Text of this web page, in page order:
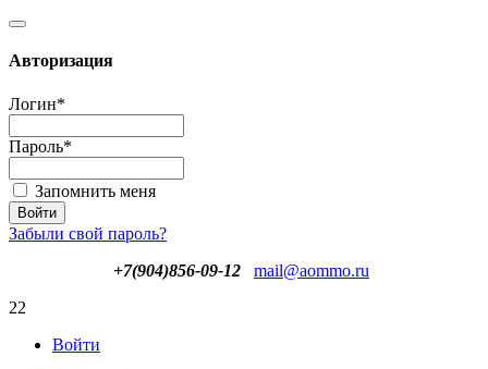
Авторизация
Логин*
Пароль*
Запомнить меня
Забыли свой пароль?
+7(904)856-09-12
mail@aommo.ru
22
Войти